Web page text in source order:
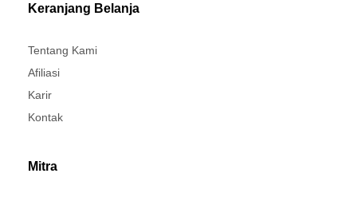
Keranjang Belanja
Tentang Kami
Afiliasi
Karir
Kontak
Mitra